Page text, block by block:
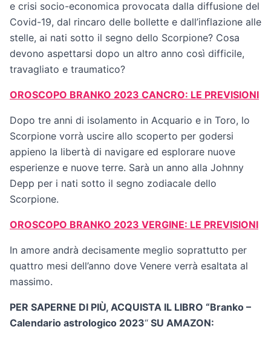
e crisi socio-economica provocata dalla diffusione del
Covid-19, dal rincaro delle bollette e dall’inflazione alle
stelle, ai nati sotto il segno dello Scorpione? Cosa
devono aspettarsi dopo un altro anno così difficile,
travagliato e traumatico?
OROSCOPO BRANKO 2023 CANCRO: LE PREVISIONI
Dopo tre anni di isolamento in Acquario e in Toro, lo
Scorpione vorrà uscire allo scoperto per godersi
appieno la libertà di navigare ed esplorare nuove
esperienze e nuove terre. Sarà un anno alla Johnny
Depp per i nati sotto il segno zodiacale dello
Scorpione.
OROSCOPO BRANKO 2023 VERGINE: LE PREVISIONI
In amore andrà decisamente meglio soprattutto per
quattro mesi dell’anno dove Venere verrà esaltata al
massimo.
PER SAPERNE DI PIÙ, ACQUISTA IL LIBRO “Branko –
Calendario astrologico 2023“ SU AMAZON: